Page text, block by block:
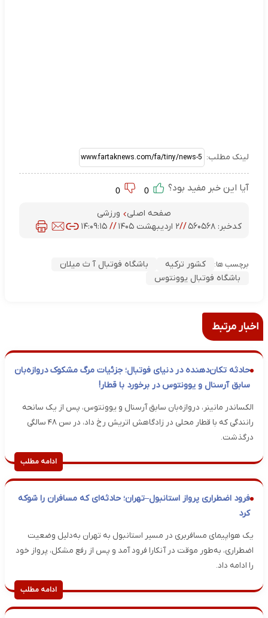
لینک مطلب:
آیا این خبر مفید بود؟
صفحه اصلی
ورزشی
کدخبر:۵۶۰۵۶۸ //۲ اردیبهشت ۱۴۰۵ //۱۴:۰۹:۱۵
برچسب ها: کشور ترکیه
باشگاه فوتبال آ ث میلان
باشگاه فوتبال یوونتوس
اخبار مرتبط
حادثه تکان‌دهنده در دنیای فوتبال؛ جزئیات مرگ مشکوک دروازه‌بان
سابق آرسنال و یوونتوس در برخورد با قطار!
الکساندر مانینر، دروازه‌بان سابق آرسنال و یوونتوس، پس از یک سانحه
رانندگی که با قطار محلی در زادگاهش اتریش رخ داد، در سن ۴۸ سالگی
درگذشت.
ادامه مطلب
فرود اضطراری پرواز استانبول–تهران؛ حادثه‌ای که مسافران را شوکه
کرد
یک هواپیمای مسافربری در مسیر استانبول به تهران به‌دلیل وضعیت
اضطراری، به‌طور موقت در آنکارا فرود آمد و پس از رفع مشکل، پرواز خود
را ادامه داد.
ادامه مطلب